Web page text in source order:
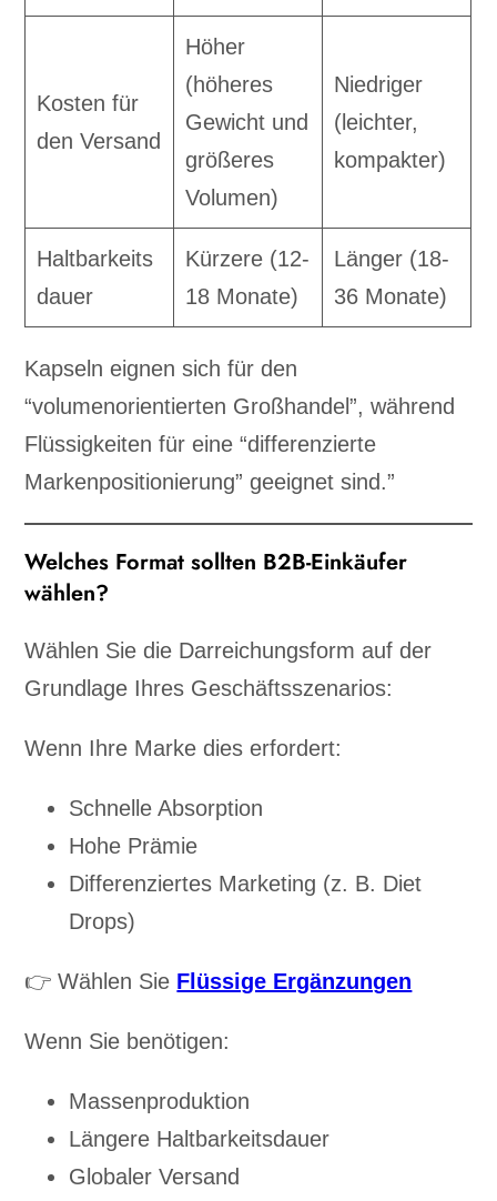
Kosten für
den Versand
Höher
(höheres
Gewicht und
größeres
Volumen)
Niedriger
(leichter,
kompakter)
Haltbarkeits
dauer
Kürzere (12-
18 Monate)
Länger (18-
36 Monate)
Kapseln eignen sich für den
“volumenorientierten Großhandel”, während
Flüssigkeiten für eine “differenzierte
Markenpositionierung” geeignet sind.”
Welches Format sollten B2B-Einkäufer
wählen?
Wählen Sie die Darreichungsform auf der
Grundlage Ihres Geschäftsszenarios:
Wenn Ihre Marke dies erfordert:
Schnelle Absorption
Hohe Prämie
Differenziertes Marketing (z. B. Diet
Drops)
👉 Wählen Sie Flüssige Ergänzungen
Wenn Sie benötigen:
Massenproduktion
Längere Haltbarkeitsdauer
Globaler Versand